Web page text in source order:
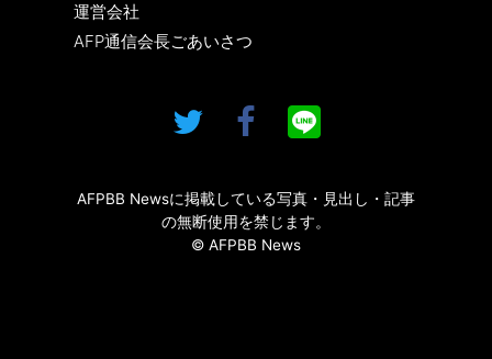
運営会社
AFP通信会長ごあいさつ
AFPBB Newsに掲載している写真・見出し・記事
の無断使用を禁じます。
© AFPBB News